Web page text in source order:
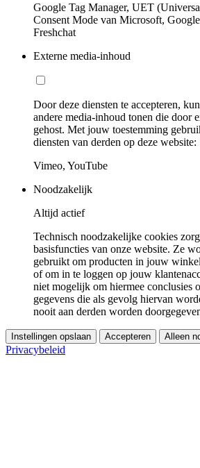
Google Tag Manager, UET
Consent Mode van Microsoft,
Freshchat
Externe media-inhoud
Door deze diensten te accepteren,
andere media-inhoud tonen die door
gehost. Met jouw toestemming
diensten van derden op deze website:
Vimeo, YouTube
Noodzakelijk
Altijd actief
Technisch noodzakelijke cookies
basisfuncties van onze website. Ze
gebruikt om producten in jouw
of om in te loggen op jouw
niet mogelijk om hiermee conclusies
gegevens die als gevolg hiervan
nooit aan derden worden
Instellingen opslaan Accepteren Alleen
Privacybeleid